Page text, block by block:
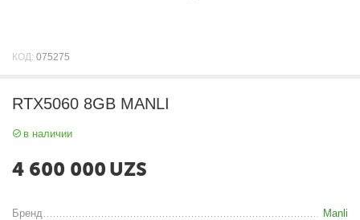
КОД: 075275
RTX5060 8GB MANLI
в наличии
4 600 000 UZS
Бренд Manli